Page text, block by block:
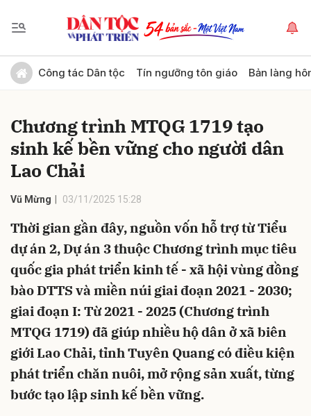
Công tác Dân tộc Tín ngưỡng tôn giáo Bản làng
Chương trình MTQG 1719 tạo
sinh kế bền vững cho người dân
Lao Chải
Vũ Mừng 03/11/2025 15:28
Thời gian gần đây, nguồn vốn hỗ trợ từ Tiểu
dự án 2, Dự án 3 thuộc Chương trình mục tiêu
quốc gia phát triển kinh tế - xã hội vùng đồng
bào DTTS và miền núi giai đoạn 2021 - 2030;
giai đoạn I: Từ 2021 - 2025 (Chương trình
MTQG 1719) đã giúp nhiều hộ dân ở xã biên
giới Lao Chải, tỉnh Tuyên Quang có điều kiện
phát triển chăn nuôi, mở rộng sản xuất, từng
bước tạo lập sinh kế bền vững.
Gửi bình luận